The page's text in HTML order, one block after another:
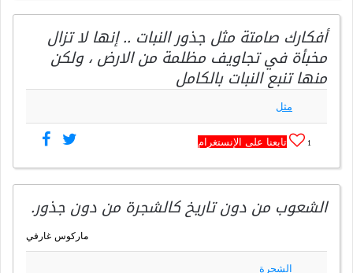
أفكارك صامتة مثل جذور النبات .. إنها لا تزال
مخبأة في تجاويف مظلمة من الارض ، ولكن
منها تنبع النبات بالكامل
مثل
1 تابعنا على الإنستغرام
الشعوب من دون تاريخ كالشجرة من دون جذور.
ماركوس غارفي
الشجرة